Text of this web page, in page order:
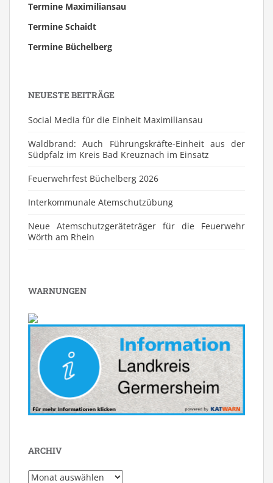
Termine Maximiliansau
Termine Schaidt
Termine Büchelberg
NEUESTE BEITRÄGE
Social Media für die Einheit Maximiliansau
Waldbrand: Auch Führungskräfte-Einheit aus der
Südpfalz im Kreis Bad Kreuznach im Einsatz
Feuerwehrfest Büchelberg 2026
⁠Interkommunale Atemschutzübung
Neue Atemschutzgeräteträger für die Feuerwehr
Wörth am Rhein
WARNUNGEN
ARCHIV
Archiv